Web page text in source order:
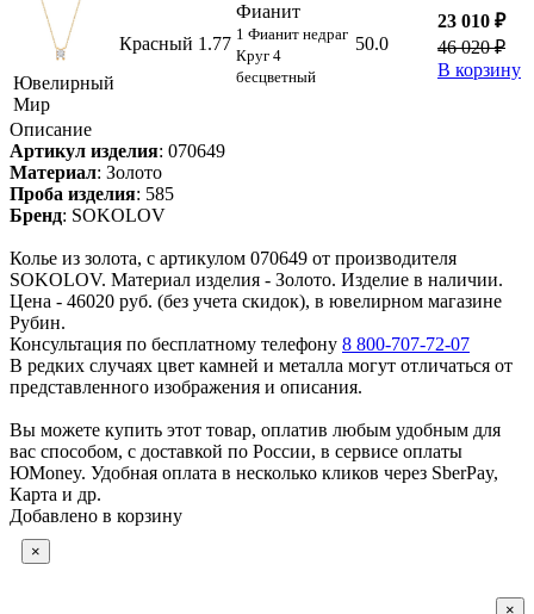
Ювелирный
Мир
Красный 1.77
Фианит
1 Фианит недраг
Круг 4
бесцветный
50.0
23 010 ₽
46 020 ₽
В корзину
Описание
Артикул изделия: 070649
Материал: Золото
Проба изделия: 585
Бренд: SOKOLOV
Колье из золота, с артикулом 070649 от производителя
SOKOLOV. Материал изделия - Золото. Изделие в наличии.
Цена - 46020 руб. (без учета скидок), в ювелирном магазине
Рубин.
Консультация по бесплатному телефону 8 800-707-72-07
В редких случаях цвет камней и металла могут отличаться от
представленного изображения и описания.
Вы можете купить этот товар, оплатив любым удобным для
вас способом, с доставкой по России, в сервисе оплаты
ЮMoney. Удобная оплата в несколько кликов через SberPay,
Карта и др.
Добавлено в корзину
×
×